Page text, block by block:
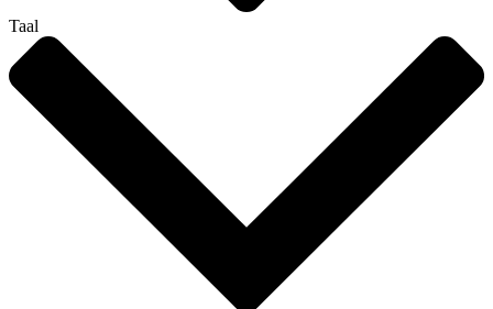
Taal